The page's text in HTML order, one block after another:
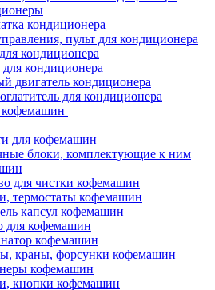
кондиционера
пульт для кондиционера
кондиционера
кондиционера
двигатель кондиционера
для кондиционера
кофемашин
для кофемашин
блоки, комплектующие к ним
для чистки кофемашин
термостаты кофемашин
капсул кофемашин
для кофемашин
кофемашин
краны, форсунки кофемашин
кофемашин
кнопки кофемашин